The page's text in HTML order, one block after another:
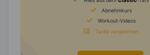
Abnehmkurs
Workout-Videos
Tarife vergleichen